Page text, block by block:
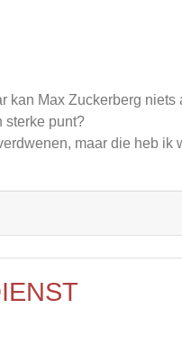
kan Max Zuckerberg niets
sterke punt?
maar die heb ik